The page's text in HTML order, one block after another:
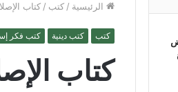
الرئيسية / كتب / كتاب
كتب كتب دينية كتب فكر
كتاب